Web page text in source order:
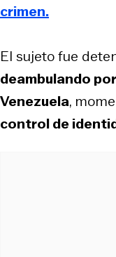
crimen.
El sujeto fue
deambulando
Venezuela,
control de